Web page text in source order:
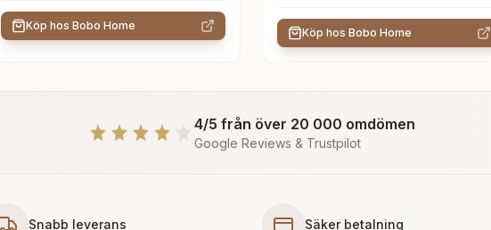
Köp hos Bobo Home
Köp hos Bobo Home
4/5 från över 20 000 omdömen
Google Reviews & Trustpilot
Snabb leverans Säker betalning